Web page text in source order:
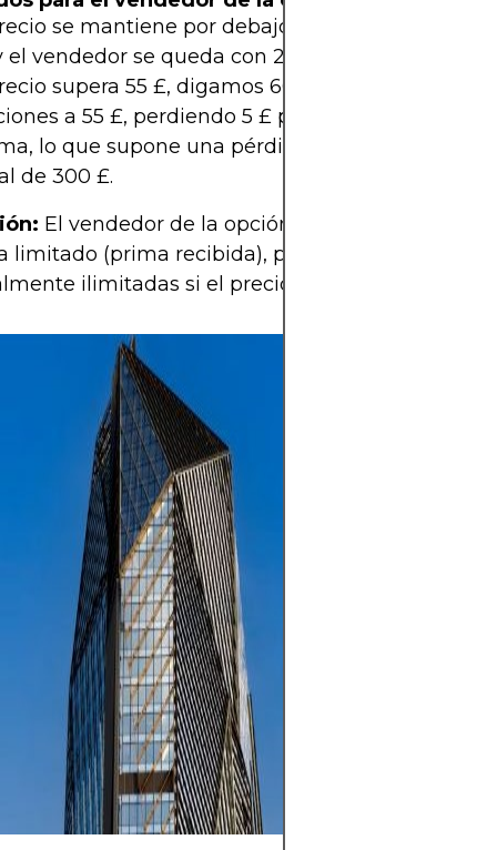
se mantiene por debajo de 55 £, la opción
el vendedor se queda con 200 £.
supera 55 £, digamos 60 £, el vendedor
a 55 £, perdiendo 5 £ por acción, pero
lo que supone una pérdida neta de 3 £ por
de 300 £.
El vendedor de la opción call tiene un
limitado (prima recibida), pero se enfrenta a
ilimitadas si el precio de la acción se